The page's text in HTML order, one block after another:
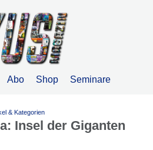
Abo Shop Seminare
& Kategorien
Insel der Giganten